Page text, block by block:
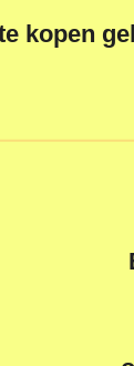
kopen